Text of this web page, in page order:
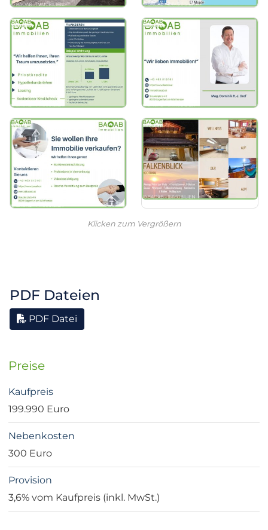
Klicken zum Vergrößern
PDF Dateien
PDF Datei
Preise
Kaufpreis
199.990 Euro
Nebenkosten
300 Euro
Provision
3,6% vom Kaufpreis (inkl. MwSt.)